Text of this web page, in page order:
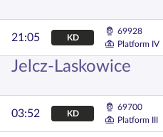
21:05 KD
69928
Platform IV
Jelcz-Laskowice
03:52 KD
69700
Platform III